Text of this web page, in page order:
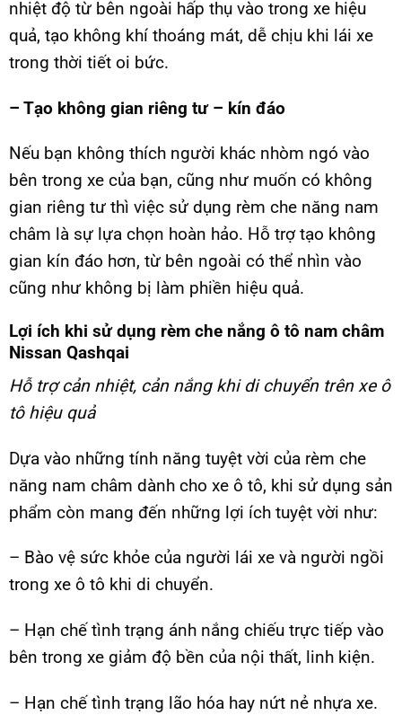
nhiệt độ từ bên ngoài hấp thụ vào trong xe hiệu
quả, tạo không khí thoáng mát, dễ chịu khi lái xe
trong thời tiết oi bức.
– Tạo không gian riêng tư – kín đáo
Nếu bạn không thích người khác nhòm ngó vào
bên trong xe của bạn, cũng như muốn có không
gian riêng tư thì việc sử dụng rèm che năng nam
châm là sự lựa chọn hoàn hảo. Hỗ trợ tạo không
gian kín đáo hơn, từ bên ngoài có thể nhìn vào
cũng như không bị làm phiền hiệu quả.
Lợi ích khi sử dụng rèm che nắng ô tô nam châm
Nissan Qashqai
Hỗ trợ cản nhiệt, cản nắng khi di chuyển trên xe ô
tô hiệu quả
Dựa vào những tính năng tuyệt vời của rèm che
năng nam châm dành cho xe ô tô, khi sử dụng sản
phẩm còn mang đến những lợi ích tuyệt vời như:
– Bào vệ sức khỏe của người lái xe và người ngồi
trong xe ô tô khi di chuyển.
– Hạn chế tình trạng ánh nắng chiếu trực tiếp vào
bên trong xe giảm độ bền của nội thất, linh kiện.
– Hạn chế tình trạng lão hóa hay nứt nẻ nhựa xe.